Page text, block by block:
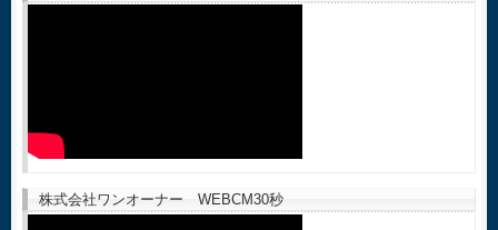
株式会社ワンオーナー WEBCM30秒